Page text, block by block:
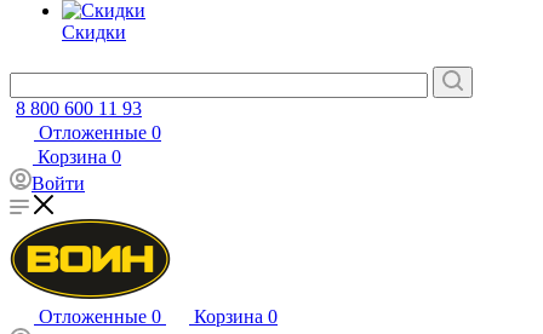
Скидки
8 800 600 11 93
Отложенные 0
Корзина 0
Войти
Отложенные 0 Корзина 0